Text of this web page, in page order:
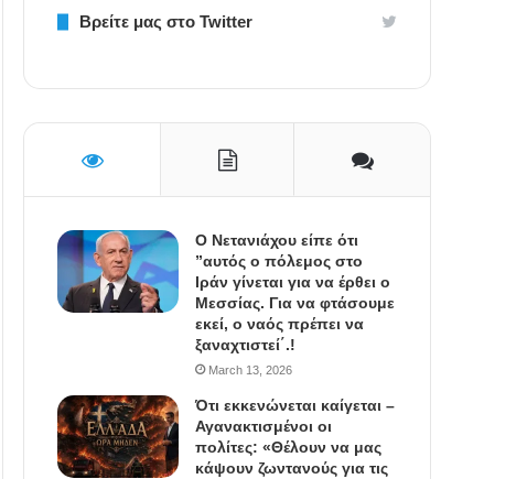
Βρείτε μας στο Twitter
Ο Νετανιάχου είπε ότι
”αυτός ο πόλεμος στο
Ιράν γίνεται για να έρθει ο
Μεσσίας. Για να φτάσουμε
εκεί, ο ναός πρέπει να
ξαναχτιστεί΄.!
March 13, 2026
Ότι εκκενώνεται καίγεται –
Αγανακτισμένοι οι
πολίτες: «Θέλουν να μας
κάψουν ζωντανούς για τις